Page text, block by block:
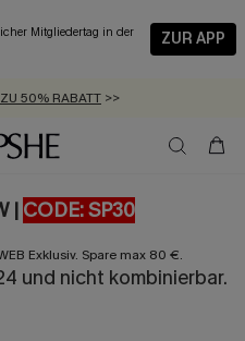
Mitgliedertag in der
ZUR APP
ARTIKEL >>
50% RABATT >>
20% EXTRA ERHALTEN
AB 89 €
| CODE: SP30
Exklusiv. Spare max 80 €.
und nicht kombinierbar.